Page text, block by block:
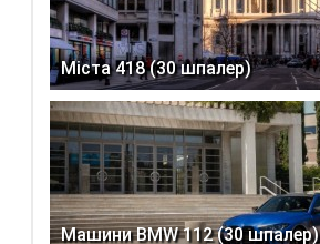
Міста 418 (30 шпалер)
Машини BMW 112 (30 шпалер)